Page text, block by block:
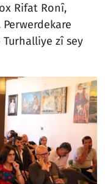
Rifat Ronî,
zî sey